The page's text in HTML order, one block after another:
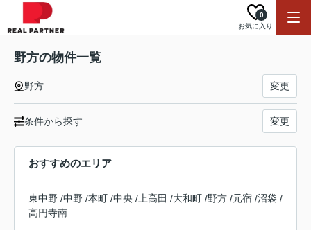
お気に入り
0
野方の物件一覧
野方 変更
条件から探す 変更
おすすめのエリア
東中野 /中野 /本町 /中央 / 上高田 /大和町 /野方 /元宿 /沼袋 /
高円寺南